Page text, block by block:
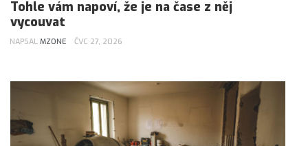
Tohle vám napoví, že je na čase z něj
vycouvat
NAPSAL MZONE ČVC 27, 2026